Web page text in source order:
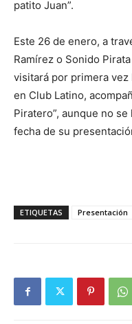
patito Juan”.
Este 26 de enero, a
Ramírez o Sonido
visitará por primera vez
en Club Latino,
Piratero”, aunque no
fecha de su
ETIQUETAS Presentación